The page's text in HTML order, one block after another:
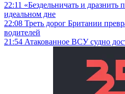
22:11 «Бездельничать и дразнить
идеальном дне
22:08 Треть дорог Британии
водителей
21:54 Атакованное ВСУ судно